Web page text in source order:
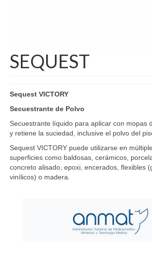
SEQUEST
Sequest VICTORY
Secuestrante de Polvo
Secuestrante líquido para aplicar con mopas
y retiene la suciedad, inclusive el polvo del
Sequest VICTORY puede utilizarse en
superficies como baldosas, cerámicos,
concreto alisado, epoxi, encerados, flexibles
vinílicos) o madera.